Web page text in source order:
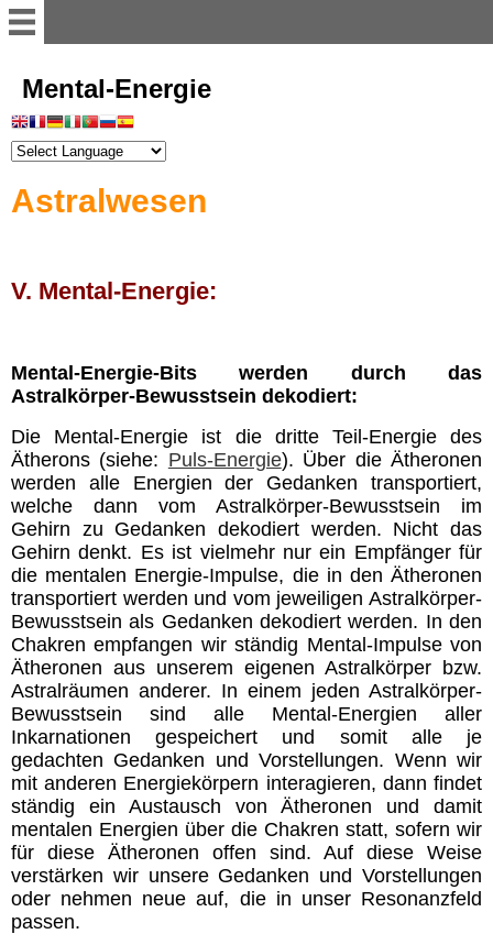
Willkommen
Register
Vorwort
Dimensionen
Astralwesen
Chakren
Geistwesen
Lichtwesen
Transformation
Meditationen
Energiezentren Übersicht
Tägliche Übungen
Mental-Energie
Astralwesen
V. Mental-Energie:
Mental-Energie-Bits werden durch das
Astralkörper-Bewusstsein dekodiert:
Die Mental-Energie ist die dritte Teil-Energie des
Ätherons (siehe: Puls-Energie). Über die Ätheronen
werden alle Energien der Gedanken transportiert,
welche dann vom Astralkörper-Bewusstsein im
Gehirn zu Gedanken dekodiert werden. Nicht das
Gehirn denkt. Es ist vielmehr nur ein Empfänger für
die mentalen Energie-Impulse, die in den Ätheronen
transportiert werden und vom jeweiligen Astralkörper-
Bewusstsein als Gedanken dekodiert werden. In den
Chakren empfangen wir ständig Mental-Impulse von
Ätheronen aus unserem eigenen Astralkörper bzw.
Astralräumen anderer. In einem jeden Astralkörper-
Bewusstsein sind alle Mental-Energien aller
Inkarnationen gespeichert und somit alle je
gedachten Gedanken und Vorstellungen. Wenn wir
mit anderen Energiekörpern interagieren, dann findet
ständig ein Austausch von Ätheronen und damit
mentalen Energien über die Chakren statt, sofern wir
für diese Ätheronen offen sind. Auf diese Weise
verstärken wir unsere Gedanken und Vorstellungen
oder nehmen neue auf, die in unser Resonanzfeld
passen.